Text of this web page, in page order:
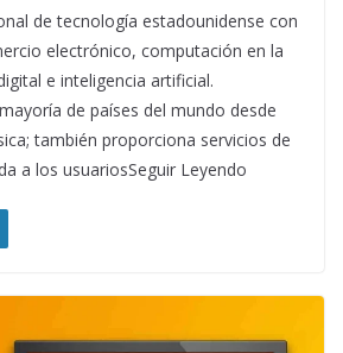
de tecnología estadounidense con
electrónico, computación en la
e inteligencia artificial.
de países del mundo desde
también proporciona servicios de
a los usuariosSeguir Leyendo